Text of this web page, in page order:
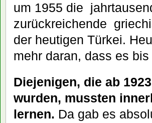
um 1955 die
zurückreichende
der heutigen Türkei.
mehr daran, dass es
Diejenigen, die ab
wurden, mussten
lernen. Da gab es